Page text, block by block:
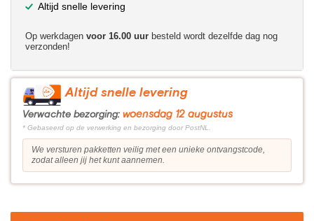
Altijd snelle levering
Op werkdagen voor 16.00 uur besteld wordt dezelfde dag nog
verzonden!
Altijd snelle levering
Verwachte bezorging: woensdag 12 augustus
* Gebaseerd op de verwerking en bezorging door PostNL.
We versturen pakketten veilig met een unieke ontvangstcode,
zodat alleen jij het kunt aannemen.